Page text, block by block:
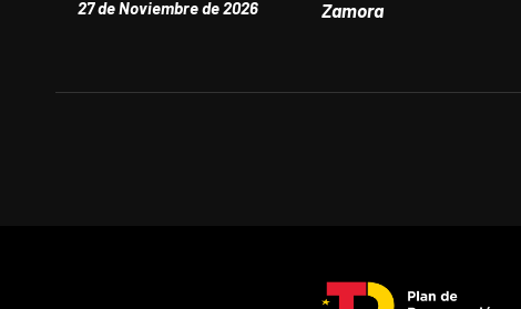
27 de Noviembre de 2026 Zamora